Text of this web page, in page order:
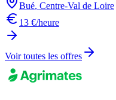
Bué, Centre-Val de Loire
13 €/heure
Voir toutes les offres